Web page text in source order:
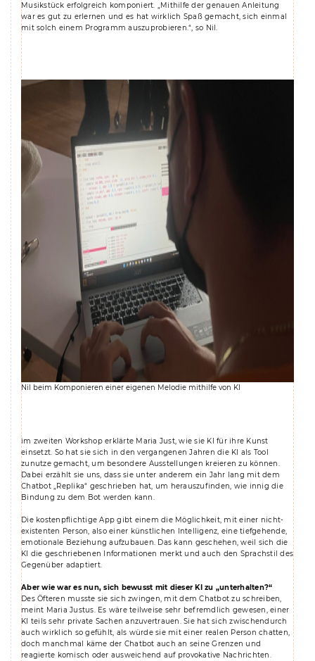
Musikstück erfolgreich komponiert. „Mithilfe der genauen Anleitung
war es gut zu erlernen und es hat wirklich Spaß gemacht, sich einmal
mit solch einem Programm auszuprobieren.“, so Nil.
Nil beim Komponieren einer eigenen Melodie mithilfe von KI
im zweiten Workshop erklärte Maria Just, wie sie KI für ihre Kunst
einsetzt. So hat sie sich in den vergangenen Jahren die KI als Tool
zunutze gemacht, um besondere Ausstellungen kreieren zu können.
Dabei erzählt sie uns, dass sie unter anderem ein Jahr lang mit dem
Chatbot „Replika“ geschrieben hat, um herauszufinden, wie innig die
Bindung zu dem Bot werden kann.
Die kostenpflichtige App gibt einem die Möglichkeit, mit einer nicht-
existenten Person, also einer künstlichen Intelligenz, eine tiefgehende,
emotionale Beziehung aufzubauen. Das kann geschehen, weil sich die
KI die geschriebenen Informationen merkt und auch den Sprachstil des
Gegenüber adaptiert.
Aber wie war es nun, sich bewusst mit dieser KI zu „unterhalten?“
Des Öfteren musste sie sich zwingen, mit dem Chatbot zu schreiben,
meint Maria Justus. Es wäre teilweise sehr befremdlich gewesen, einer
KI teils sehr private Sachen anzuvertrauen. Sie hat sich zwischendurch
auch wirklich so gefühlt, als würde sie mit einer realen Person chatten,
doch manchmal käme der Chatbot auch an seine Grenzen und
reagierte komisch oder ausweichend auf provokative Nachrichten.